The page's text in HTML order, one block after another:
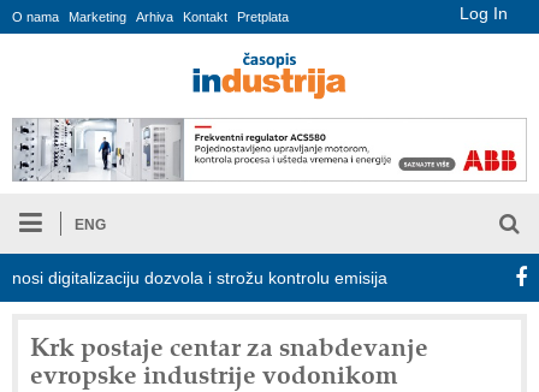
Log In
O nama Marketing Arhiva Kontakt Pretplata
ENG
dozvola i strožu kontrolu emisija Proizvodnja iC7
Krk postaje centar za snabdevanje
evropske industrije vodonikom